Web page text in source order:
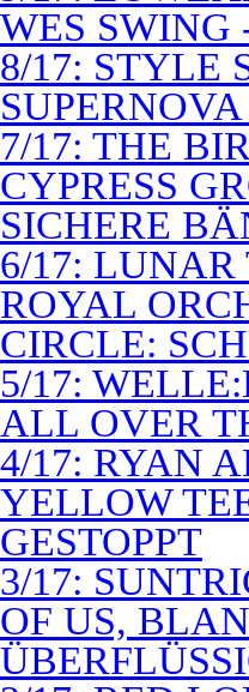
WES SWING
8/17: STYLE
7/17: THE
CYPRESS
SICHERE
6/17:
ROYAL
CIRCLE:
5/17:
ALL OVER
4/17: RYAN
YELLOW
GESTOPPT
3/17:
OF US,